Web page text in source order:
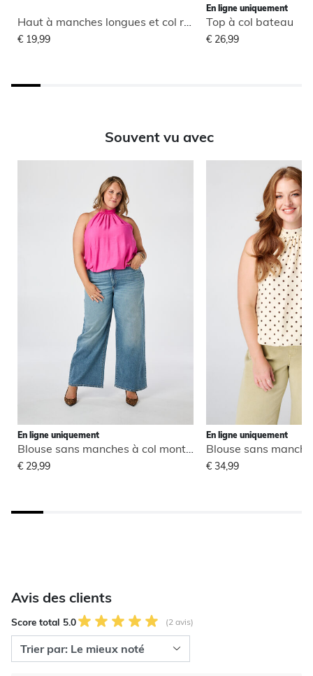
€ 19,99
En ligne uniquement
Top à col bateau
€ 26,99
Souvent vu avec
En ligne uniquement
Blouse sans manches à col montant
€ 29,99
En ligne uniquement
€ 34,99
Avis des clients
Score total 5.0 (2 avis)